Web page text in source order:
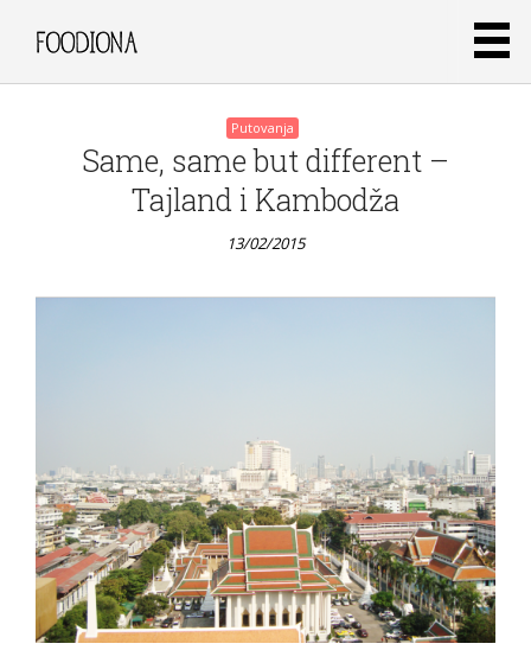
Putovanja
Same, same but different –
Tajland i Kambodža
13/02/2015